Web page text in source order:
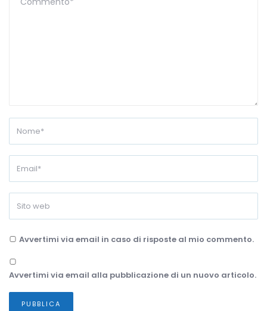
Avvertimi via email in caso di risposte al mio commento.
Avvertimi via email alla pubblicazione di un nuovo articolo.